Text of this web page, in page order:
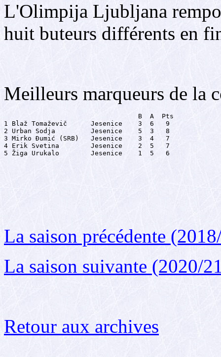
L'Olimpija Ljubljana
huit buteurs différents en
Meilleurs marqueurs de la
                                  B  A  Pts
1 Blaž Tomaževič      Jesenice    3  6   9
2 Urban Sodja         Jesenice    5  3   8
3 Mirko Đumić (SRB)   Jesenice    3  4   7
4 Erik Svetina        Jesenice    2  5   7
5 Žiga Urukalo        Jesenice    1  5   6
La saison précédente
La saison suivante (2020/
Retour aux archives